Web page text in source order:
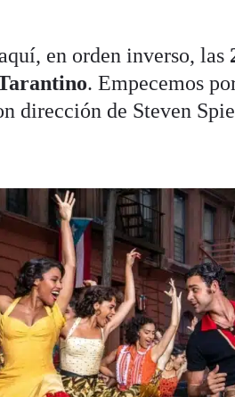
en orden inverso, las
. Empecemos
dirección de Steven